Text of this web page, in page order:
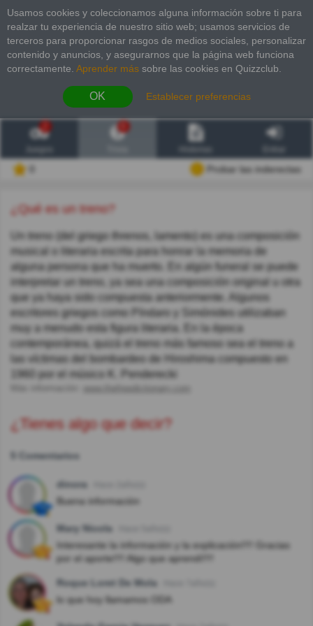
Usamos cookies y coleccionamos alguna información sobre ti para
realzar tu experiencia de nuestro sitio web; usamos servicios de
terceros para proporcionar rasgos de medios sociales, personalizar
contenido y anuncios, y asegurarnos que la página web funciona
correctamente. Aprender más sobre las cookies en Quizzclub.
OK Establecer preferencias
2
Probar las inderectas
¿Qué es un treno?
Un treno (del griego threnos, lamento) es una composición
musical o literaria escrita para honrar la memoria de
alguna persona que ha muerto. En algún funeral se puede
interpretar un treno, ya sea una composición original u otra
que ya haya sido compuesta anteriormente. Algunos
escritores griegos como Píndaro y Simónides utilizaban
muy a menudo esta figura literaria. En la época
contemporánea, quizá el treno más famoso sea el treno a
las víctimas del bombardeo de Hiroshima compuesto en
1960 por el músico K. Penderecki
www.thefreedictionary.com
¿Tienes algo que decir?
5 Comentarios
dinora
Buena información
Mary Nicola
Interesante la información y la explicación!!!! Gracias
por el aporte!!!! Algo que aprendí!!!!
Roque Loret De Mola
lo que hoy llamamos ODA